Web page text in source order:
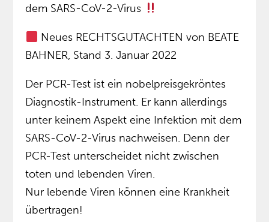
dem SARS-CoV-2-Virus
Neues RECHTSGUTACHTEN von BEATE
BAHNER, Stand 3. Januar 2022
Der PCR-Test ist ein nobelpreisgekröntes
Diagnostik-Instrument. Er kann allerdings
unter keinem Aspekt eine Infektion mit dem
SARS-CoV-2-Virus nachweisen. Denn der
PCR-Test unterscheidet nicht zwischen
toten und lebenden Viren.
Nur lebende Viren können eine Krankheit
übertragen!